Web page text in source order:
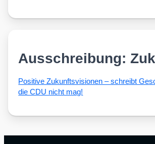
Ausschreibung:
Posi­ti­ve Zukunfts­vi­sio­nen – schreibt
die CDU nicht mag!